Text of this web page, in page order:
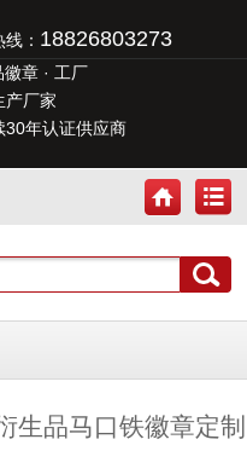
： 18826803273
徽章 · 工厂
产厂家
30年认证供应商
生品马口铁徽章定制